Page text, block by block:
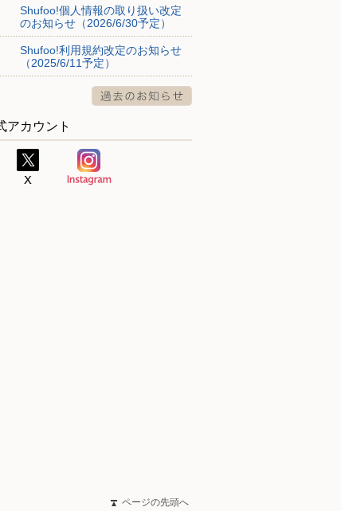
Shufoo!個人情報の取り扱い改定
のお知らせ（2026/6/30予定）
Shufoo!利用規約改定のお知らせ
（2025/6/11予定）
アカウント
ページの先頭へ